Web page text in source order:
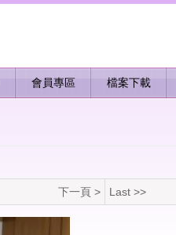
會員專區 檔案下載
下一頁 > Last >>